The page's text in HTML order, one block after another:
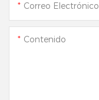
Correo Electrónico
Contenido